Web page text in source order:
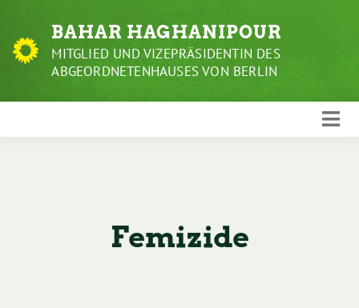
Inhalt
BAHAR HAGHANIPOUR
MITGLIED UND VIZEPRÄSIDENTIN DES
ABGEORDNETENHAUSES VON BERLIN
Femizide